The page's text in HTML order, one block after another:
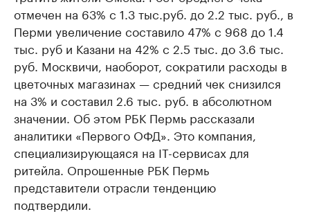
отмечен на 63% с 1.3 тыс.руб. до 2.2 тыс. руб., в
Перми увеличение составило 47% с 968 до 1.4
тыс. руб и Казани на 42% с 2.5 тыс. до 3.6 тыс.
руб. Москвичи, наоборот, сократили расходы в
цветочных магазинах — средний чек снизился
на 3% и составил 2.6 тыс. руб. в абсолютном
значении. Об этом РБК Пермь рассказали
аналитики «Первого ОФД». Это компания,
специализирующаяся на IT-сервисах для
ритейла. Опрошенные РБК Пермь
представители отрасли тенденцию
подтвердили.